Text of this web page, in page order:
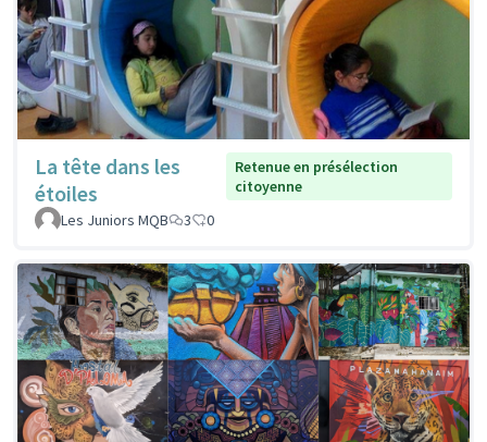
La tête dans les
étoiles
Retenue en présélection
citoyenne
Les Juniors MQB
3 0